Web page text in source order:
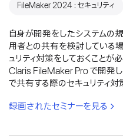
FileMaker 2024：セキュリティ
自身が開発をしたシステムの
用者との共有を検討している
ュリティ対策をしておくことが
Claris FileMaker Pro で開発
で共有する際のセキュリティ対
録画されたセミナーを見る